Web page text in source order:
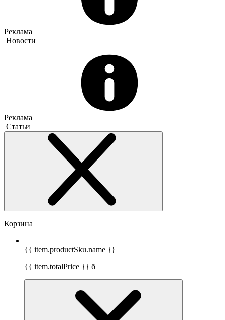
Реклама
Новости
Реклама
Статьи
Корзина
{{ item.productSku.name }}
{{ item.totalPrice }} б